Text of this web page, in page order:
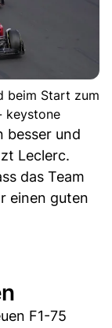
beim Start zum
keystone
besser und
Leclerc.
das Team
einen guten
F1-75